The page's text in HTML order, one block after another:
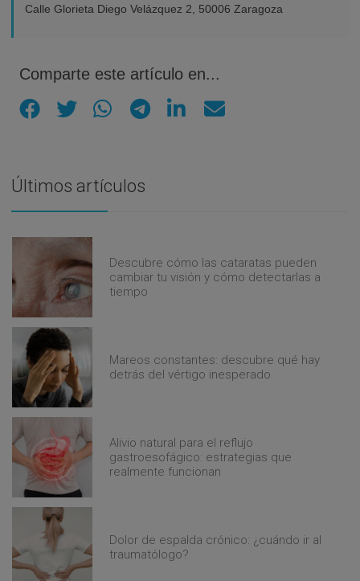
Calle Glorieta Diego Velázquez 2, 50006 Zaragoza
Comparte este artículo en...
Últimos artículos
Descubre cómo las cataratas pueden
cambiar tu visión y cómo detectarlas a
tiempo
Mareos constantes: descubre qué hay
detrás del vértigo inesperado
Alivio natural para el reflujo
gastroesofágico: estrategias que
realmente funcionan
Dolor de espalda crónico: ¿cuándo ir al
traumatólogo?